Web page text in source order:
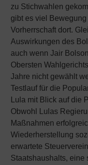
zu Stichwahlen
gibt es viel
Vorherrschaft dort.
Auswirkungen des
auch wenn Jair
Obersten
Jahre nicht gewählt
Testlauf für die
Lula mit Blick auf die
Obwohl Lulas
Maßnahmen
Wiederherstellung
erwartete
Staatshaushalts, eine